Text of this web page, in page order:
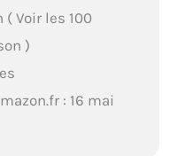
( Voir les 100
)
: 16 mai